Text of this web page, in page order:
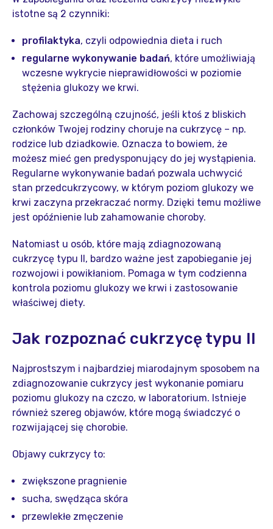
istotne są 2 czynniki:
profilaktyka, czyli odpowiednia dieta i ruch
regularne wykonywanie badań, które umożliwiają
wczesne wykrycie nieprawidłowości w poziomie
stężenia glukozy we krwi.
Zachowaj szczególną czujność, jeśli ktoś z bliskich
członków Twojej rodziny choruje na cukrzycę – np.
rodzice lub dziadkowie. Oznacza to bowiem, że
możesz mieć gen predysponujący do jej wystąpienia.
Regularne wykonywanie badań pozwala uchwycić
stan przedcukrzycowy, w którym poziom glukozy we
krwi zaczyna przekraczać normy. Dzięki temu możliwe
jest opóźnienie lub zahamowanie choroby.
Natomiast u osób, które mają zdiagnozowaną
cukrzycę typu II, bardzo ważne jest zapobieganie jej
rozwojowi i powikłaniom. Pomaga w tym codzienna
kontrola poziomu glukozy we krwi i zastosowanie
właściwej diety.
Jak rozpoznać cukrzycę typu II
Najprostszym i najbardziej miarodajnym sposobem na
zdiagnozowanie cukrzycy jest wykonanie pomiaru
poziomu glukozy na czczo, w laboratorium. Istnieje
również szereg objawów, które mogą świadczyć o
rozwijającej się chorobie.
Objawy cukrzycy to:
zwiększone pragnienie
sucha, swędząca skóra
przewlekłe zmęczenie